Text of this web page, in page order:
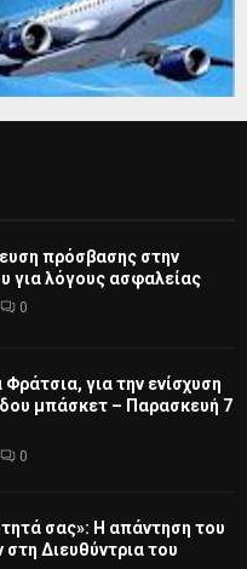
πρόσβασης στην
για λόγους ασφαλείας
0
Φράτσια, για την ενίσχυση
μπάσκετ – Παρασκευή 7
0
σας»: Η απάντηση του
Διευθύντρια του